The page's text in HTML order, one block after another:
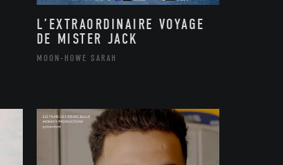
L’EXTRAORDINAIRE VOYAGE
DE MISTER JACK
MOON-HOWE SARAH